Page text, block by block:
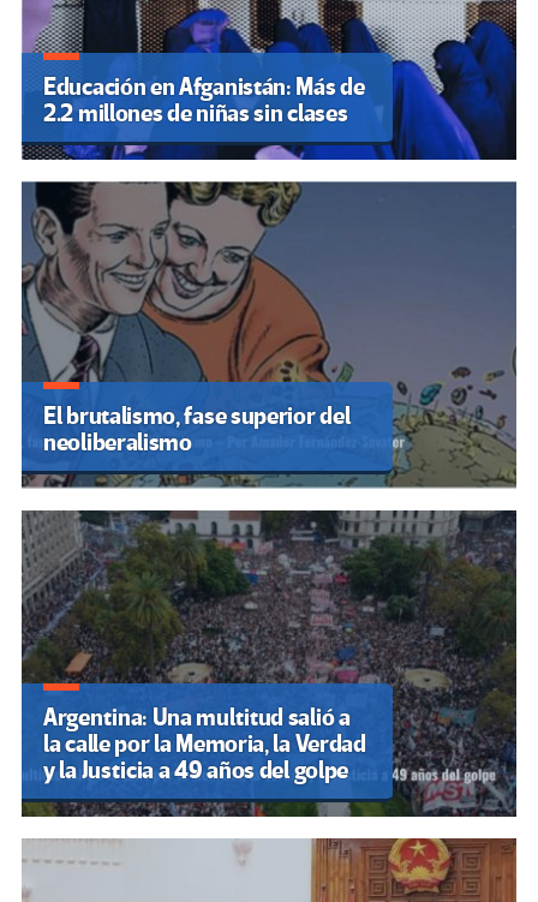
Educación en Afganistán: Más de
2.2 millones de niñas sin clases
El brutalismo, fase superior del
neoliberalismo
Argentina: Una multitud salió a
la calle por la Memoria, la Verdad
y la Justicia a 49 años del golpe